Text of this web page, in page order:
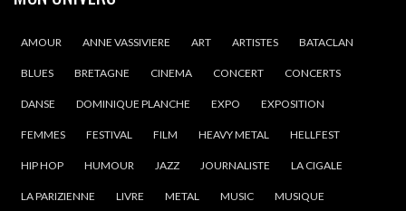
AMOUR ANNE VASSIVIERE ART ARTISTES BATACLAN
BLUES BRETAGNE CINEMA CONCERT CONCERTS
DANSE DOMINIQUE PLANCHE EXPO EXPOSITION
FEMMES FESTIVAL FILM HEAVY METAL HELLFEST
HIP HOP HUMOUR JAZZ JOURNALISTE LA CIGALE
LA PARIZIENNE LIVRE METAL MUSIC MUSIQUE